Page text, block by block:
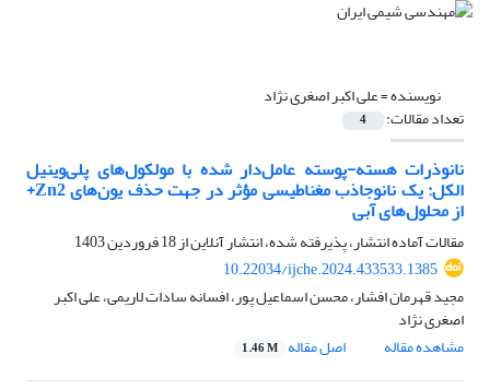
نویسنده =علی اکبر اصغری نژاد
تعداد مقالات: 4
نانوذرات هسته-پوسته عامل‌دار شده با مولکول‌های پلی‌وینیل
الکل: یک نانوجاذب مغناطیسی مؤثر در جهت حذف یون‌های Zn2+
از محلول‌های آبی
مقالات آماده انتشار، پذیرفته شده، انتشار آنلاین از18 فروردین 1403
10.22034/ijche.2024.433533.1385
مجید قهرمان افشار، محسن اسماعیل پور، افسانه سادات لاریمی، علی اکبر
اصغری نژاد
مشاهده مقاله
اصل مقاله 1.46 M